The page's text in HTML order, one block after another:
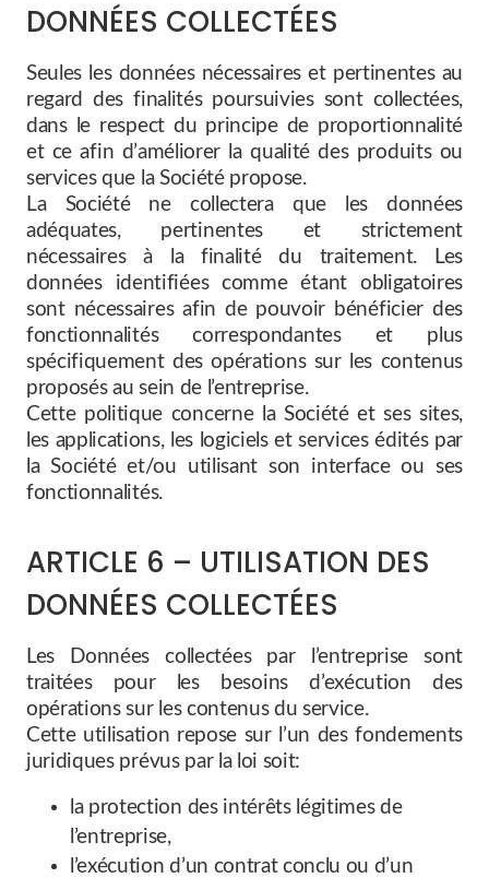
DONNÉES COLLECTÉES
Seules les données nécessaires et pertinentes au
regard des finalités poursuivies sont collectées,
dans le respect du principe de proportionnalité
et ce afin d’améliorer la qualité des produits ou
services que la Société propose.
La Société ne collectera que les données
adéquates, pertinentes et strictement
nécessaires à la finalité du traitement. Les
données identifiées comme étant obligatoires
sont nécessaires afin de pouvoir bénéficier des
fonctionnalités correspondantes et plus
spécifiquement des opérations sur les contenus
proposés au sein de l’entreprise.
Cette politique concerne la Société et ses sites,
les applications, les logiciels et services édités par
la Société et/ou utilisant son interface ou ses
fonctionnalités.
ARTICLE 6 – UTILISATION DES
DONNÉES COLLECTÉES
Les Données collectées par l’entreprise sont
traitées pour les besoins d’exécution des
opérations sur les contenus du service.
Cette utilisation repose sur l’un des fondements
juridiques prévus par la loi soit:
la protection des intérêts légitimes de
l’entreprise,
l’exécution d’un contrat conclu ou d’un